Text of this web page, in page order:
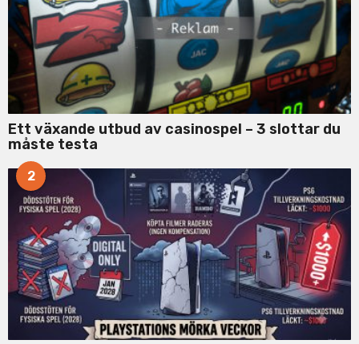
Ett växande utbud av casinospel – 3 slottar du
måste testa
2